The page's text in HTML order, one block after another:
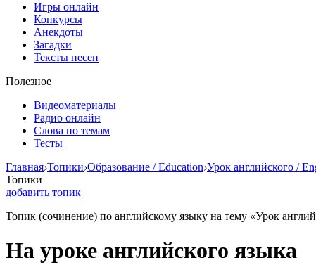
Игры онлайн
Конкурсы
Анекдоты
Загадки
Тексты песен
Полезное
Видеоматериалы
Радио онлайн
Слова по темам
Тесты
Главная›Топики›Образование / Education›Урок английского /
Топики
добавить топик
Топик (сочинение) по английскому языку на тему «Урок
На уроке английского языка